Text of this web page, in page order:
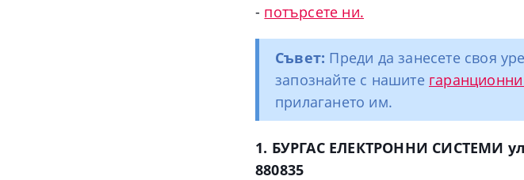
- потърсете ни.
Съвет: Преди да занесете своя
запознайте с нашите
прилагането им.
1. БУРГАС ЕЛЕКТРОННИ СИСТЕМИ
880835